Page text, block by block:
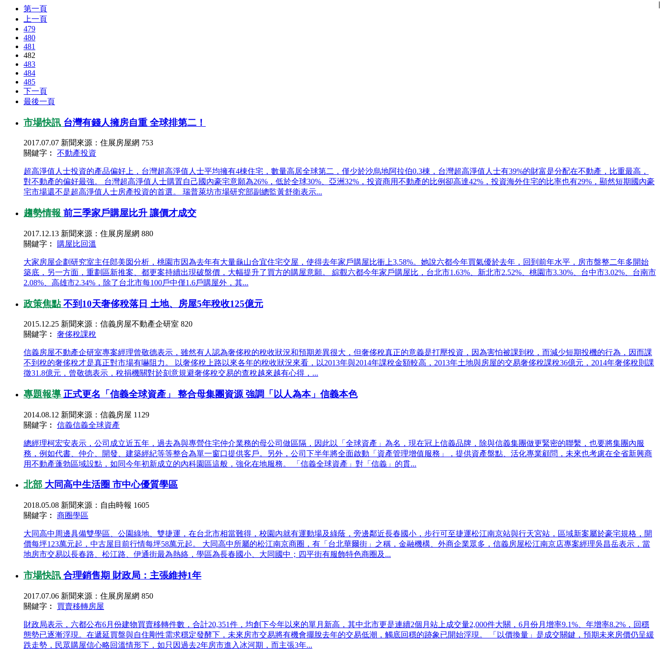
第一頁
上一頁
479
480
481
482
483
484
485
下一頁
最後一頁
市場快訊 台灣有錢人擁房自重 全球排第二！
2017.07.07
|
新聞來源：住展房屋網
|
753
關鍵字︰ 不動產投資
超高淨值人士投資的產品偏好上，台灣超高淨值人士平均擁有4棟住宅，數量高居全球第二，僅少於沙烏地阿拉伯0.3棟，台灣超高淨值人士有39%的財富是分配在不動產，比重最高，
對不動產的偏好最強。 台灣超高淨值人士購置自己國內豪宅意願為26%，低於全球30%、亞洲32%，投資商用不動產的比例卻高達42%，投資海外住宅的比率也有29%，顯然短期國內豪
宅市場還不是超高淨值人士房產投資的首選。 瑞普萊坊市場研究部副總監黃舒衛表示...
趨勢情報 前三季家戶購屋比升 讓價才成交
2017.12.13
|
新聞來源：住展房屋網
|
880
關鍵字︰ 購屋比回溫
大家房屋企劃研究室主任郎美囡分析，桃園市因為去年有大量龜山合宜住宅交屋，使得去年家戶購屋比衝上3.58%。她說六都今年買氣優於去年，回到前年水平，房市盤整二年多開始
築底，另一方面，重劃區新推案、都更案持續出現破盤價，大幅提升了買方的購屋意願。 綜觀六都今年家戶購屋比，台北市1.63%、新北市2.52%、桃園市3.30%、台中市3.02%、台南市
2.08%、高雄市2.34%，除了台北市每100戶中僅1.6戶購屋外，其...
政策焦點不到10天奢侈稅落日 土地、房屋5年稅收125億元
2015.12.25
|
新聞來源：信義房屋不動產企研室
|
820
關鍵字︰ 奢侈稅課稅
信義房屋不動產企研室專案經理曾敬德表示，雖然有人認為奢侈稅的稅收狀況和預期差異很大，但奢侈稅真正的意義是打壓投資，因為害怕被課到稅，而減少短期投機的行為，因而課
不到稅的奢侈稅才是真正對市場有嚇阻力。 以奢侈稅上路以來各年的稅收狀況來看，以2013年與2014年課稅金額較高，2013年土地與房屋的交易奢侈稅課稅36億元，2014年奢侈稅則課
徵31.8億元，曾敬德表示，稅捐機關對於刻意規避奢侈稅交易的查稅越來越有心得，...
專題報導 正式更名「信義全球資產」 整合母集團資源 強調「以人為本」信義本色
2014.08.12
|
新聞來源：信義房屋
|
1129
關鍵字︰ 信義信義全球資產
總經理柯宏安表示，公司成立近五年，過去為與專營住宅仲介業務的母公司做區隔，因此以「全球資產」為名，現在冠上信義品牌，除與信義集團做更緊密的聯繫，也要將集團內服
務，例如代書、仲介、開發、建築經紀等等整合為單一窗口提供客戶。另外，公司下半年將全面啟動「資產管理增值服務」，提供資產盤點、活化專業顧問，未來也考慮在全省新興商
用不動產蓬勃區域設點，如同今年初新成立的內科園區這般，強化在地服務。 「信義全球資產」對「信義」的貫...
北部 大同高中生活圈 市中心優質學區
2018.05.08
|
新聞來源：自由時報
|
1605
關鍵字︰ 商圈學區
大同高中周邊具備雙學區、公園綠地、雙捷運，在台北市相當難得，校園內就有運動場及綠蔭，旁邊鄰近長春國小，步行可至捷運松江南京站與行天宮站，區域新案屬於豪宅規格，開
價每坪123萬元起，中古屋目前行情每坪58萬元起。 大同高中所屬的松江南京商圈，有「台北華爾街」之稱，金融機構、外商企業眾多，信義房屋松江南京店專案經理吳昌岳表示，當
地房市交易以長春路、松江路、伊通街最為熱絡，學區為長春國小、大同國中；四平街有服飾特色商圈及...
市場快訊 合理銷售期 財政局：主張維持1年
2017.07.06
|
新聞來源：住展房屋網
|
850
關鍵字︰ 買賣移轉房屋
財政局表示，六都公布6月份建物買賣移轉件數，合計20,351件，均創下今年以來的單月新高，其中北市更是連續2個月站上成交量2,000件大關，6月份月增率9.1%、年增率8.2%，回穩
態勢已逐漸浮現。在遞延買盤與自住剛性需求穩定發酵下，未來房市交易將有機會擺脫去年的交易低潮，觸底回穩的跡象已開始浮現。 「以價換量」是成交關鍵，預期未來房價仍呈緩
跌走勢，民眾購屋信心略回溫情形下，如只因過去2年房市進入冰河期，而主張3年...